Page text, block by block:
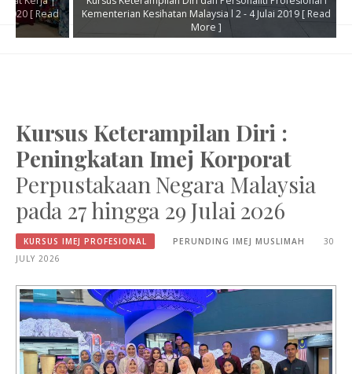
Kementerian Kesihatan Malaysia l 2 - 4 Julai 2019[ Read
Kursus
Kursus Keterampilan Diri :
Peningkatan Imej Korporat
Perpustakaan Negara Malaysia
pada 27 hingga 29 Julai 2026
KURSUS IMEJ PROFESIONAL PERUNDING IMEJ MUSLIMAH
30
JULY 2026